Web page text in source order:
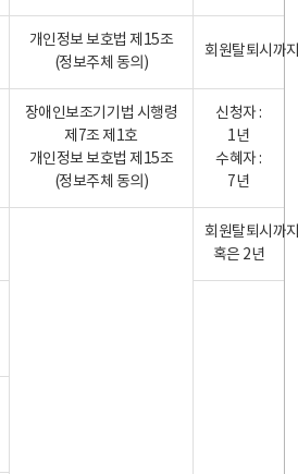
개인정보 보호법 제15조
(정보주체 동의)
회원탈퇴시까
장애인보조기기법 시행령
제7조 제1호
개인정보 보호법 제15조
(정보주체 동의)
신청자 :
1년
수혜자 :
7년
회원탈퇴시까
혹은 2년